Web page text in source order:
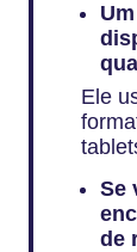
Ele
Se
de